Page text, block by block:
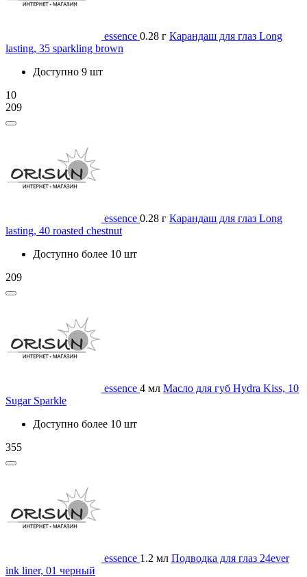
essence 0.28 г Карандаш для глаз Long
lasting, 35 sparkling brown
Доступно 9 шт
10
209
essence 0.28 г Карандаш для глаз Long
lasting, 40 roasted chestnut
Доступно более 10 шт
209
essence 4 мл Масло для губ Hydra Kiss, 10
Sugar Sparkle
Доступно более 10 шт
355
essence 1.2 мл Подводка для глаз 24ever
ink liner, 01 черный